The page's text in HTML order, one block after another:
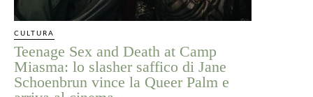
CULTURA
Teenage Sex and Death at Camp
Miasma: lo slasher saffico di Jane
Schoenbrun vince la Queer Palm e